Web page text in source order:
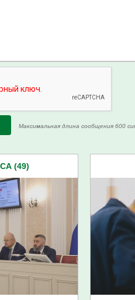
Максимальная длина сообщения 600
(49)